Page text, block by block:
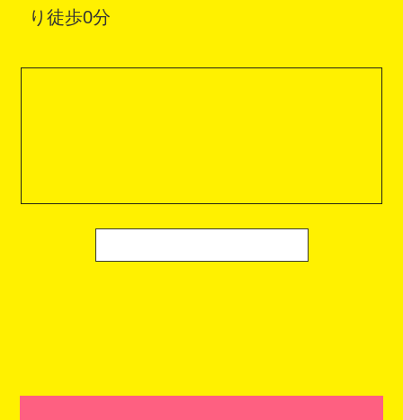
り徒歩0分